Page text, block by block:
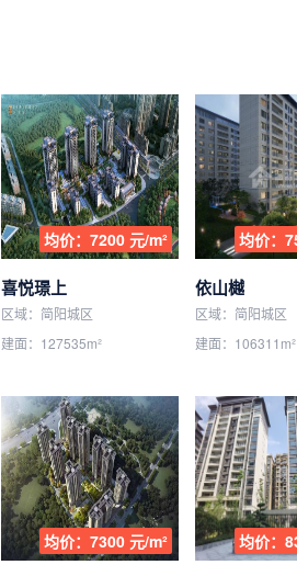
均价：7200 元/m²
喜悦璟上
区域：简阳城区
建面：127535m²
均价：
依山樾
区域：简阳城区
建面：106311m²
均价：7300 元/m² 均价：